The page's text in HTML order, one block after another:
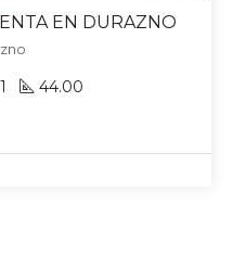
EN DURAZNO
1 44.00